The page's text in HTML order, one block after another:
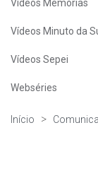
Vídeos Memórias
Vídeos Minuto da
Vídeos Sepei
Webséries
Início